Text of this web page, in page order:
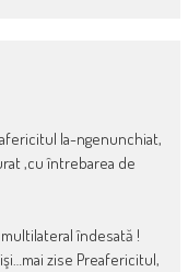
la-ngenunchiat,
,cu întrebarea de
îndesată !
zise Preafericitul,